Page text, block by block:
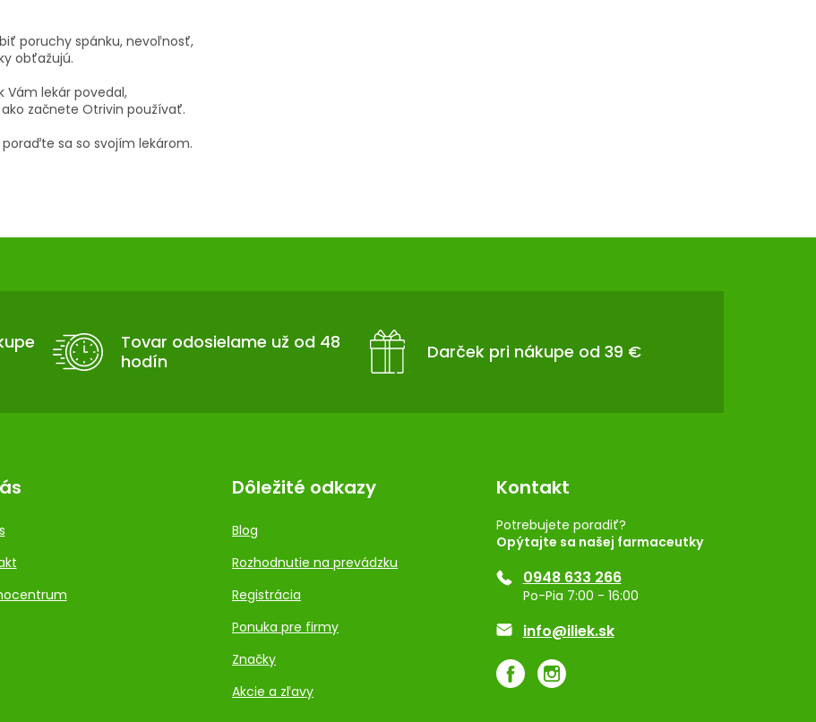
poruchy spánku, nevoľnosť,
obťažujú.
Vám lekár povedal,
začnete Otrivin používať.
sa so svojím lekárom.
Tovar odosielame už od 48
hodín
Darček pri nákupe od 39 €
Dôležité odkazy
Blog
Rozhodnutie na prevádzku
Registrácia
Ponuka pre firmy
Značky
Akcie a zľavy
Kontakt
Potrebujete poradiť?
Opýtajte sa našej farmaceutky
0948 633 266
Po-Pia 7:00 - 16:00
info@iliek.sk